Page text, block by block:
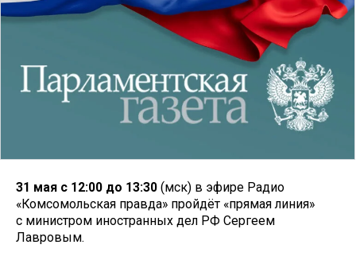
31 мая с 12:00 до 13:30 (мск) в эфире Радио
«Комсомольская правда» пройдёт «прямая линия»
с министром иностранных дел РФ Сергеем
Лавровым.